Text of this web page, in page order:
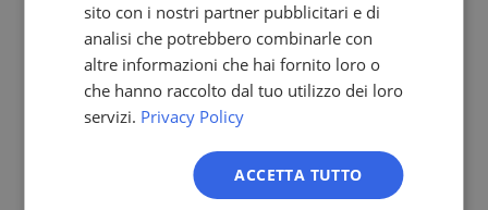
Broker indipendenti con necessità di
modernizzazione software
Agenzia di marketing per uffici broker
„Broker assicurativi di medie
dimensioni con mix privato e
commerciale, sito web proprio senza
IT
NL
PL
sito con i nostri partner pubblicitari e di
analisi che potrebbero combinarle con
altre informazioni che hai fornito loro o
che hanno raccolto dal tuo utilizzo dei loro
servizi. Privacy Policy
ACCETTA TUTTO